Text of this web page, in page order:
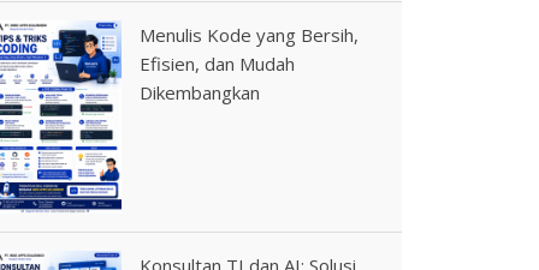
Menulis Kode yang Bersih,
Efisien, dan Mudah
Dikembangkan